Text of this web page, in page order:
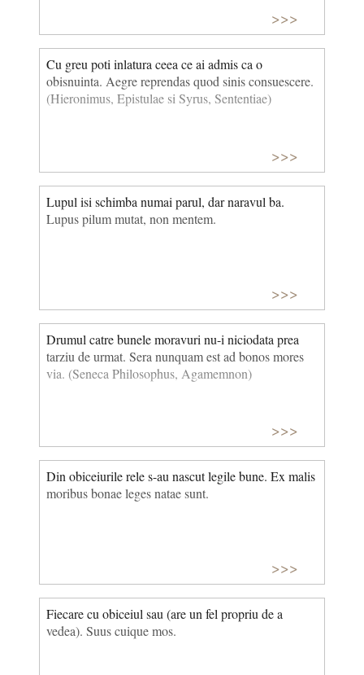
>>>
Cu greu poti inlatura ceea ce ai admis ca o
obisnuinta. Aegre reprendas quod sinis consuescere.
(Hieronimus, Epistulae si Syrus, Sententiae)
>>>
Lupul isi schimba numai parul, dar naravul ba.
Lupus pilum mutat, non mentem.
>>>
Drumul catre bunele moravuri nu-i niciodata prea
tarziu de urmat. Sera nunquam est ad bonos mores
via. (Seneca Philosophus, Agamemnon)
>>>
Din obiceiurile rele s-au nascut legile bune. Ex malis
moribus bonae leges natae sunt.
>>>
Fiecare cu obiceiul sau (are un fel propriu de a
vedea). Suus cuique mos.